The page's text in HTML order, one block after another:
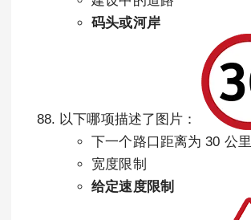
码头或河岸
以下哪项描述了图片：
下一个路口距离为 30 公里
宽度限制
给定速度限制